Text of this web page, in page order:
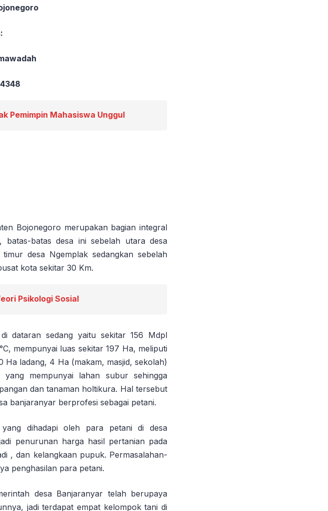
Pemimpin Mahasiswa Unggul
Bojonegoro merupakan bagian integral
batas-batas desa ini sebelah utara desa
desa Ngemplak sedangkan sebelah
kota sekitar 30 Km.
Psikologi Sosial
dataran sedang yaitu sekitar 156 Mdpl
mempunyai luas sekitar 197 Ha, meliputi
ladang, 4 Ha (makam, masjid, sekolah)
mempunyai lahan subur sehingga
dan tanaman holtikura. Hal tersebut
banjaranyar berprofesi sebagai petani.
dihadapi oleh para petani di desa
penurunan harga hasil pertanian pada
, dan kelangkaan pupuk. Permasalahan-
penghasilan para petani.
desa Banjaranyar telah berupaya
jadi terdapat empat kelompok tani di